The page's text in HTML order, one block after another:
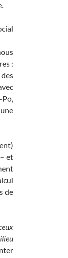
:
et
de